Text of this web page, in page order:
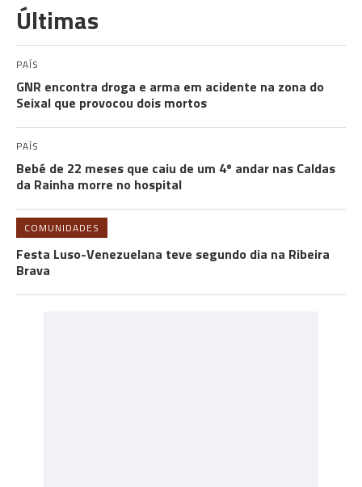
Últimas
PAÍS
GNR encontra droga e arma em acidente na zona do
Seixal que provocou dois mortos
PAÍS
Bebé de 22 meses que caiu de um 4º andar nas Caldas
da Rainha morre no hospital
COMUNIDADES
Festa Luso-Venezuelana teve segundo dia na Ribeira
Brava